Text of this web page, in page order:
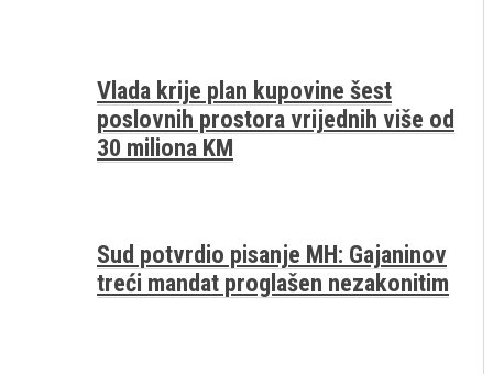
Vlada krije plan kupovine šest
poslovnih prostora vrijednih više od
30 miliona KM
Sud potvrdio pisanje MH: Gajaninov
treći mandat proglašen nezakonitim